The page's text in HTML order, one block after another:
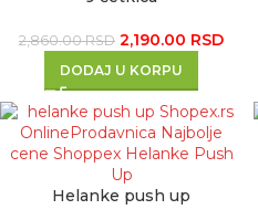
2,860.00RSD 2,190.00 RSD
DODAJ U KORPU
Helanke push up​